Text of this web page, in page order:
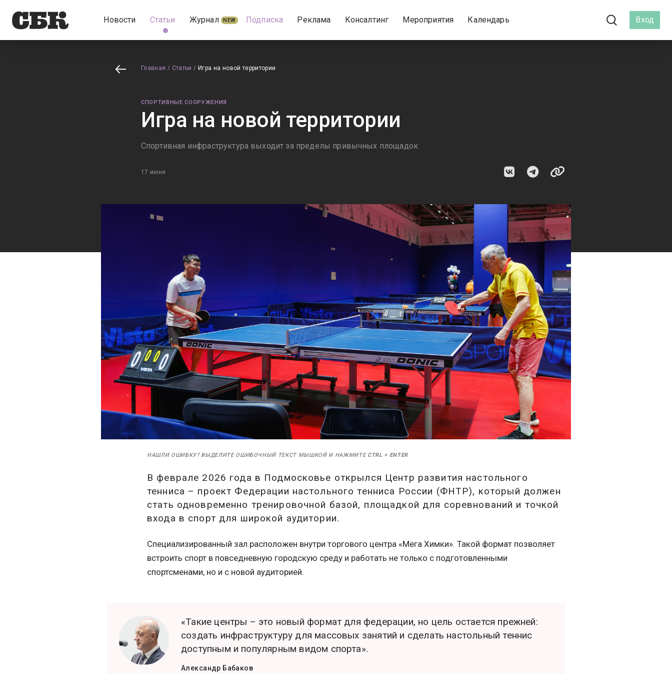
Новости Статьи Журнал NEW Подписка Реклама Консалтинг Мероприятия Календарь Вход
Главная / Статьи / Игра на новой территории
СПОРТИВНЫЕ СООРУЖЕНИЯ
Игра на новой территории
Спортивная инфраструктура выходит за пределы привычных площадок
17 июня
НАШЛИ ОШИБКУ? ВЫДЕЛИТЕ ОШИБОЧНЫЙ ТЕКСТ МЫШКОЙ И НАЖМИТЕ CTRL + ENTER
В феврале 2026 года в Подмосковье открылся Центр развития настольного
тенниса – проект Федерации настольного тенниса России (ФНТР), который должен
стать одновременно тренировочной базой, площадкой для соревнований и точкой
входа в спорт для широкой аудитории.
Специализированный зал расположен внутри торгового центра «Мега Химки». Такой формат позволяет
встроить спорт в повседневную городскую среду и работать не только с подготовленными
спортсменами, но и с новой аудиторией.
«Такие центры – это новый формат для федерации, но цель остается прежней:
создать инфраструктуру для массовых занятий и сделать настольный теннис
доступным и популярным видом спорта».
Александр Бабаков